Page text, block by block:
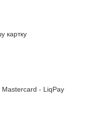
картку
- LiqPay